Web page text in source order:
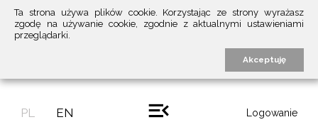
Ta strona używa plików cookie. Korzystając ze strony wyrażasz
zgodę na używanie cookie, zgodnie z aktualnymi ustawieniami
przeglądarki.
Akceptuję
PL EN Logowanie